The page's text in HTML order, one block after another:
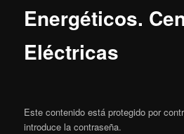
Energéticos.
Eléctricas
Este contenido está protegido por
introduce la contraseña.